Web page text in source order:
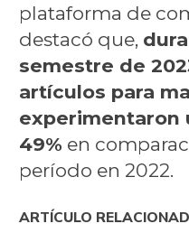
plataforma de
destacó que,
semestre de
artículos para
experimentaron
49% en
período en 2022.
ARTÍCULO